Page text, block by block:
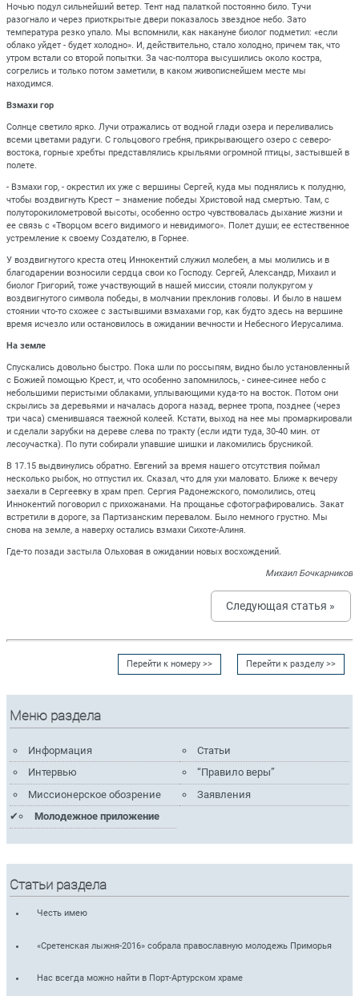
Ночью подул сильнейший ветер. Тент над палаткой постоянно било. Тучи
разогнало и через приоткрытые двери показалось звездное небо. Зато
температура резко упало. Мы вспомнили, как накануне биолог подметил: «если
облако уйдет - будет холодно». И, действительно, стало холодно, причем так, что
утром встали со второй попытки. За час-полтора высушились около костра,
согрелись и только потом заметили, в каком живописнейшем месте мы
находимся.
Взмахи гор
Солнце светило ярко. Лучи отражались от водной глади озера и переливались
всеми цветами радуги. С гольцового гребня, прикрывающего озеро с северо-
востока, горные хребты представлялись крыльями огромной птицы, застывшей в
полете.
- Взмахи гор, - окрестил их уже с вершины Сергей, куда мы поднялись к полудню,
чтобы воздвигнуть Крест – знамение победы Христовой над смертью. Там, с
полуторокилометровой высоты, особенно остро чувствовалась дыхание жизни и
ее связь с «Творцом всего видимого и невидимого». Полет души; ее естественное
устремление к своему Создателю, в Горнее.
У воздвигнутого креста отец Иннокентий служил молебен, а мы молились и в
благодарении возносили сердца свои ко Господу. Сергей, Александр, Михаил и
биолог Григорий, тоже участвующий в нашей миссии, стояли полукругом у
воздвигнутого символа победы, в молчании преклонив головы. И было в нашем
стоянии что-то схожее с застывшими взмахами гор, как будто здесь на вершине
время исчезло или остановилось в ожидании вечности и Небесного Иерусалима.
На земле
Спускались довольно быстро. Пока шли по россыпям, видно было установленный
с Божией помощью Крест, и, что особенно запомнилось, - синее-синее небо с
небольшими перистыми облаками, уплывающими куда-то на восток. Потом они
скрылись за деревьями и началась дорога назад, вернее тропа, позднее (через
три часа) сменившаяся таежной колеей. Кстати, выход на нее мы промаркировали
и сделали зарубки на дереве слева по тракту (если идти туда, 30-40 мин. от
лесоучастка). По пути собирали упавшие шишки и лакомились брусникой.
В 17.15 выдвинулись обратно. Евгений за время нашего отсутствия поймал
несколько рыбок, но отпустил их. Сказал, что для ухи маловато. Ближе к вечеру
заехали в Сергеевку в храм преп. Сергия Радонежского, помолились, отец
Иннокентий поговорил с прихожанами. На прощанье сфотографировались. Закат
встретили в дороге, за Партизанским перевалом. Было немного грустно. Мы
снова на земле, а наверху остались взмахи Сихоте-Алиня.
Где-то позади застыла Ольховая в ожидании новых восхождений.
Михаил Бочкарников
Следующая статья »
Перейти к разделу >>
Перейти к номеру >>
Меню раздела
Информация
Статьи
Интервью
“Правило веры”
Миссионерское обозрение
Заявления
Молодежное приложение
Статьи раздела
Честь имею
«Сретенская лыжня-2016» собрала православную молодежь Приморья
Нас всегда можно найти в Порт-Артурском храме